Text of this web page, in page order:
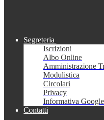
Segreteria
Iscrizioni
Albo Online
Amministrazione
Modulistica
Circolari
Privacy
Informativa
Contatti